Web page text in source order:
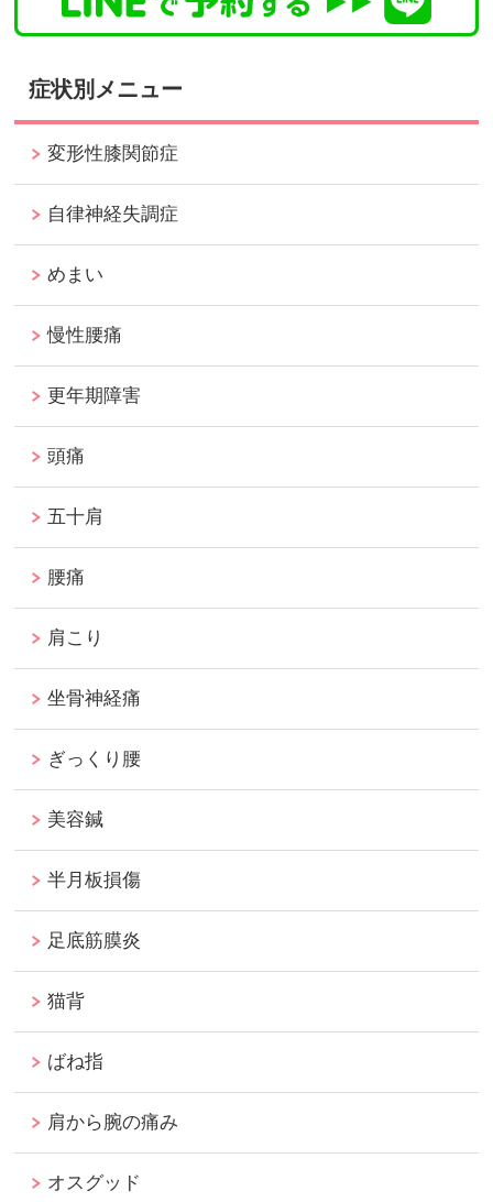
症状別メニュー
変形性膝関節症
自律神経失調症
めまい
慢性腰痛
更年期障害
頭痛
五十肩
腰痛
肩こり
坐骨神経痛
ぎっくり腰
美容鍼
半月板損傷
足底筋膜炎
猫背
ばね指
肩から腕の痛み
オスグッド